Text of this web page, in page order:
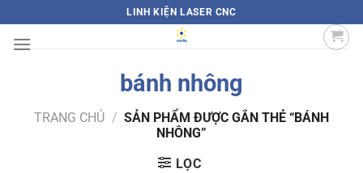
qua
nội
LINH KIỆN LASER CNC
bánh nhông
TRANG CHỦ / SẢN PHẨM ĐƯỢC GẮN THẺ “BÁNH
NHÔNG”
LỌC